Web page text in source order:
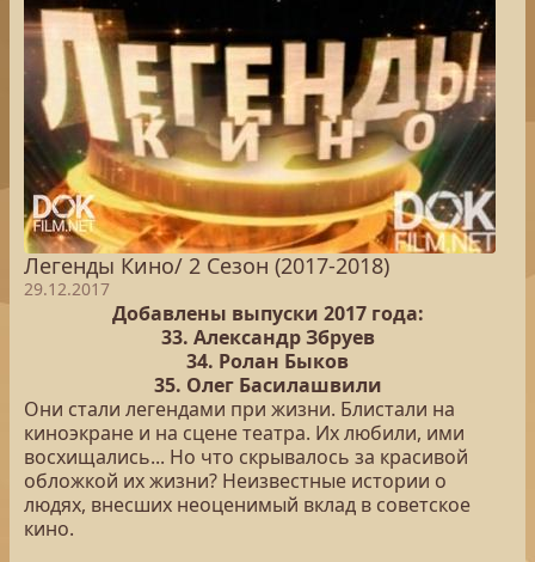
Легенды Кино/ 2 Сезон (2017-2018)
29.12.2017
Добавлены выпуски 2017 года:
33. Александр Збруев
34. Ролан Быков
35. Олег Басилашвили
Они стали легендами при жизни. Блистали на
киноэкране и на сцене театра. Их любили, ими
восхищались... Но что скрывалось за красивой
обложкой их жизни? Неизвестные истории о
людях, внесших неоценимый вклад в советское
кино.